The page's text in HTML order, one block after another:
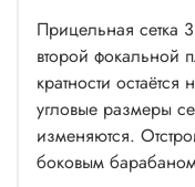
Прицельная сетка
второй фокальной
кратности
угловые размеры
изменяются.
боковым